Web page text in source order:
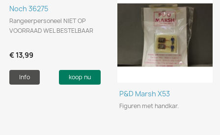
Noch 36275
Rangeerpersoneel NIET OP
VOORRAAD WEL BESTELBAAR
€ 13,99
Info koop nu
P&D Marsh X53
Figuren met handkar.